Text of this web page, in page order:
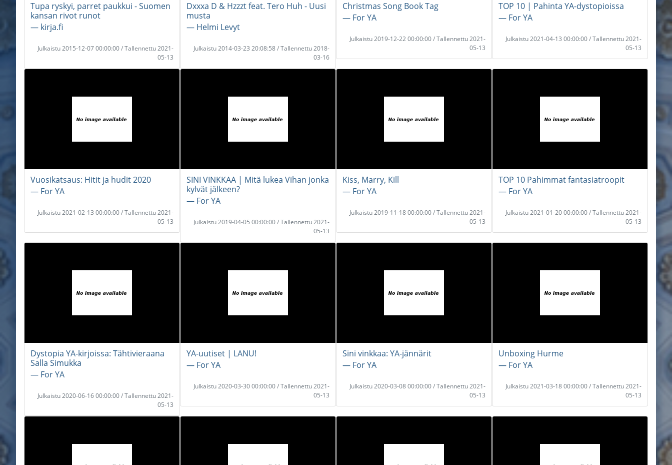
Tupa ryskyi, parret paukkui - Suomen
kansan rivot runot
― kirja.fi
Julkaistu 2015-12-07 00:00:00 / Tallennettu 2021-
05-13
Dxxxa D & Hzzzt feat. Tero Huh - Uusi
musta
― Helmi Levyt
Julkaistu 2014-03-23 20:08:58 / Tallennettu 2018-
03-16
Christmas Song Book Tag
― For YA
Julkaistu 2019-12-22 00:00:00 / Tallennettu 2021-
05-13
TOP 10 | Pahinta YA-dystopioissa
― For YA
Julkaistu 2021-04-13 00:00:00 / Tallennettu 2021-
05-13
Vuosikatsaus: Hitit ja hudit 2020
― For YA
Julkaistu 2021-02-13 00:00:00 / Tallennettu 2021-
05-13
SINI VINKKAA | Mitä lukea Vihan jonka
kylvät jälkeen?
― For YA
Julkaistu 2019-04-05 00:00:00 / Tallennettu 2021-
05-13
Kiss, Marry, Kill
― For YA
Julkaistu 2019-11-18 00:00:00 / Tallennettu 2021-
05-13
TOP 10 Pahimmat fantasiatroopit
― For YA
Julkaistu 2021-01-20 00:00:00 / Tallennettu 2021-
05-13
Dystopia YA-kirjoissa: Tähtivieraana
Salla Simukka
― For YA
Julkaistu 2020-06-16 00:00:00 / Tallennettu 2021-
05-13
YA-uutiset | LANU!
― For YA
Julkaistu 2020-03-30 00:00:00 / Tallennettu 2021-
05-13
Sini vinkkaa: YA-jännärit
― For YA
Julkaistu 2020-03-08 00:00:00 / Tallennettu 2021-
05-13
Unboxing Hurme
― For YA
Julkaistu 2021-03-18 00:00:00 / Tallennettu 2021-
05-13